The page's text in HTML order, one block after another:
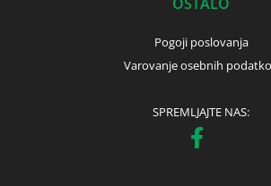
Pogoji poslovanja
Varovanje osebnih
SPREMLJAJTE NAS: